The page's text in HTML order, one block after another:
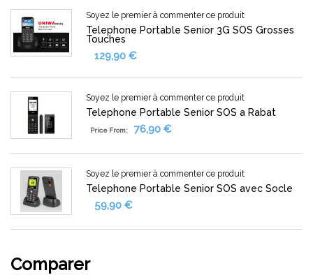
Soyez le premier à commenter ce produit
Telephone Portable Senior 3G SOS Grosses
Touches
129,90 €
Soyez le premier à commenter ce produit
Telephone Portable Senior SOS a Rabat
Price From: 76,90 €
Soyez le premier à commenter ce produit
Telephone Portable Senior SOS avec Socle
59,90 €
Comparer